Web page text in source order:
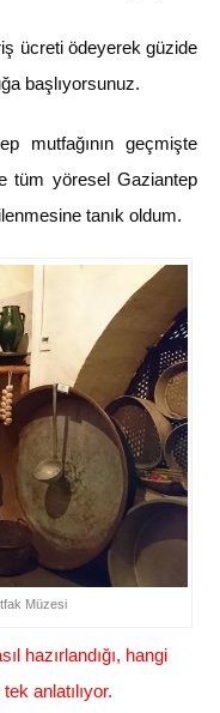
ücreti ödeyerek güzide
başlıyorsunuz.
mutfağının geçmişte
tüm yöresel Gaziantep
tanık oldum.
Müzesi
hazırlandığı, hangi
anlatılıyor.